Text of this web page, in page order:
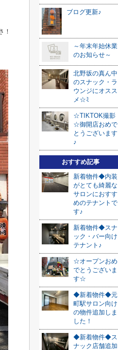
！
ブログ更新♪
～年末年始休業
のお知らせ～
北野坂の真ん中
のスナック・ラ
ウンジにオスス
メ☆ﾐ
☆TIKTOK撮影
☆御開店おめで
とうございます
♪
おすすめ記事
新着物件◆内装
がとても綺麗な
サロンにおすす
めのテナントで
す♪
新着物件◆スナ
ック・バー向け
テナント♪
☆オープンおめ
でとうございま
す☆
◆新着物件◆元
町駅サロン向け
の物件追加しま
した！
◆新着物件◆ス
ナック店舗追加